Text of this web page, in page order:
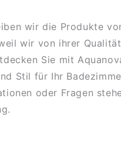
wir die Produkte
wir von ihrer
Sie mit
Stil für Ihr
oder Fragen